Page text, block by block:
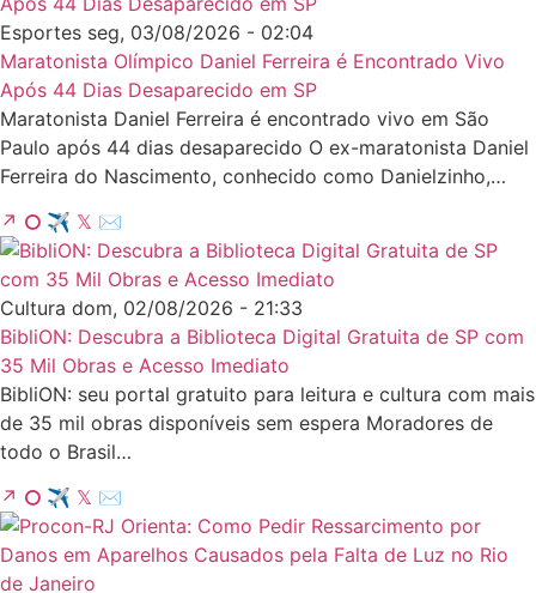
Esportes seg, 03/08/2026 - 02:04
Maratonista Olímpico Daniel Ferreira é Encontrado Vivo
Após 44 Dias Desaparecido em SP
Maratonista Daniel Ferreira é encontrado vivo em São
Paulo após 44 dias desaparecido O ex-maratonista Daniel
Ferreira do Nascimento, conhecido como Danielzinho,…
↗ ⭘ ✈ 𝕏 ✉
Cultura dom, 02/08/2026 - 21:33
BibliON: Descubra a Biblioteca Digital Gratuita de SP com
35 Mil Obras e Acesso Imediato
BibliON: seu portal gratuito para leitura e cultura com mais
de 35 mil obras disponíveis sem espera Moradores de
todo o Brasil…
↗ ⭘ ✈ 𝕏 ✉